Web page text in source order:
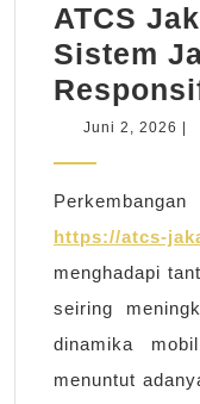
ATCS
Sistem
Juni 2, 2026 Juni
https://atcs-
menghadapi
seiring
dinamika
menuntut